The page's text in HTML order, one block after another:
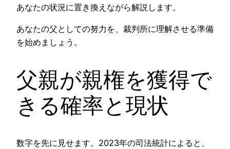
あなたの状況に置き換えながら解説します。
あなたの父としての努力を、裁判所に理解させる準備
を始めましょう。
父親が親権を獲得で
きる確率と現状
数字を先に見せます。2023年の司法統計によると、